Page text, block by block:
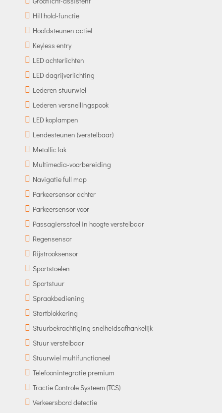
Hill hold-functie
Hoofdsteunen actief
Keyless entry
LED achterlichten
LED dagrijverlichting
Lederen stuurwiel
Lederen versnellingspook
LED koplampen
Lendesteunen (verstelbaar)
Metallic lak
Multimedia-voorbereiding
Navigatie full map
Parkeersensor achter
Parkeersensor voor
Passagiersstoel in hoogte verstelbaar
Regensensor
Rijstrooksensor
Sportstoelen
Sportstuur
Spraakbediening
Startblokkering
Stuurbekrachtiging snelheidsafhankelijk
Stuur verstelbaar
Stuurwiel multifunctioneel
Telefoonintegratie premium
Tractie Controle Systeem (TCS)
Verkeersbord detectie